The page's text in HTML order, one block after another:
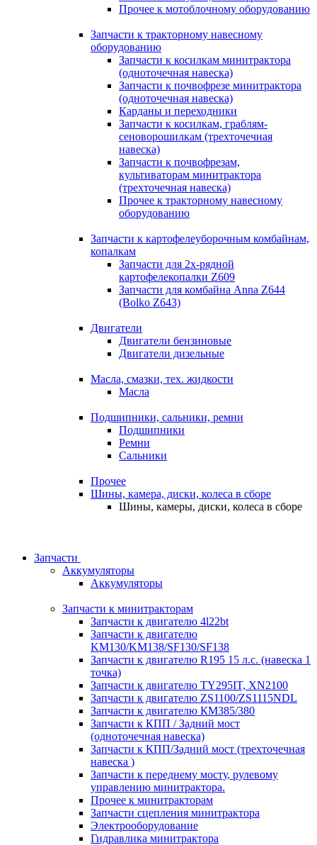
Прочее к мотоблочному оборудованию
Запчасти к тракторному навесному
оборудованию
Запчасти к косилкам минитрактора
(одноточечная навеска)
Запчасти к почвофрезе минитрактора
(одноточечная навеска)
Карданы и переходники
Запчасти к косилкам, граблям-
сеноворошилкам (трехточечная
навеска)
Запчасти к почвофрезам,
культиваторам минитрактора
(трехточечная навеска)
Прочее к тракторному навесному
оборудованию
Запчасти к картофелеуборочным комбайнам,
копалкам
Запчасти для 2х-рядной
картофелекопалки Z609
Запчасти для комбайна Anna Z644
(Bolko Z643)
Двигатели
Двигатели бензиновые
Двигатели дизельные
Масла, смазки, тех. жидкости
Масла
Подшипники, сальники, ремни
Подшипники
Ремни
Сальники
Прочее
Шины, камера, диски, колеса в сборе
Шины, камеры, диски, колеса в сборе
Запчасти
Аккумуляторы
Аккумуляторы
Запчасти к минитракторам
Запчасти к двигателю 4l22bt
Запчасти к двигателю
KM130/KM138/SF130/SF138
Запчасти к двигателю R195 15 л.с. (навеска 1
точка)
Запчасти к двигателю TY295IT, XN2100
Запчасти к двигателю ZS1100/ZS1115NDL
Запчасти к двигателю КМ385/380
Запчасти к КПП / Задний мост
(одноточечная навеска)
Запчасти к КПП/Задний мост (трехточечная
навеска )
Запчасти к переднему мосту, рулевому
управлению минитрактора.
Прочее к минитракторам
Запчасти сцепления минитрактора
Электрооборудование
Гидравлика минитрактора